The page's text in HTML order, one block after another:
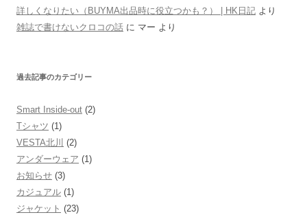
詳しくなりたい（BUYMA出品時に役立つかも？） | HK日記 より
雑誌で書けないクロコの話 に マー より
過去記事のカテゴリー
Smart Inside-out (2)
Tシャツ (1)
VESTA北川 (2)
アンダーウェア (1)
お知らせ (3)
カジュアル (1)
ジャケット (23)